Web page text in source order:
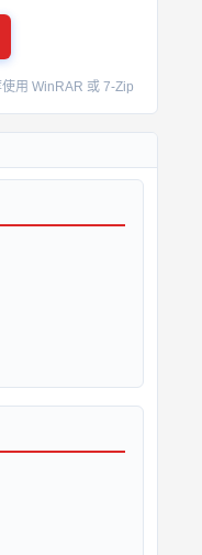
用 WinRAR 或 7-Zip